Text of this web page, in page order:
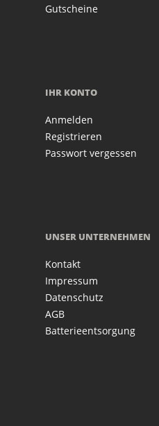
Gutscheine
IHR KONTO
Anmelden
Registrieren
Passwort vergessen
UNSER UNTERNEHMEN
Kontakt
Impressum
Datenschutz
AGB
Batterieentsorgung